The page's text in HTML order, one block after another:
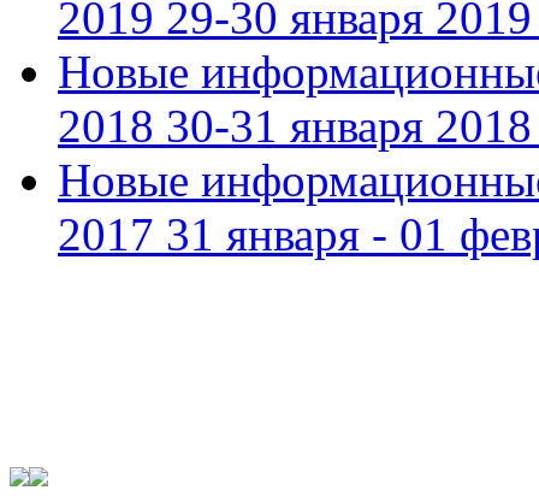
2019 29-30 января 2019
Новые
2018 30-31 января 2018
Новые
2017 31 января - 01